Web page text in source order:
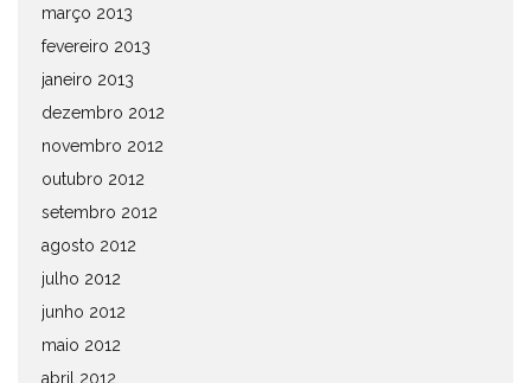
março 2013
fevereiro 2013
janeiro 2013
dezembro 2012
novembro 2012
outubro 2012
setembro 2012
agosto 2012
julho 2012
junho 2012
maio 2012
abril 2012